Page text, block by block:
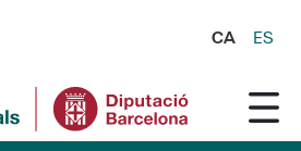
CA ES